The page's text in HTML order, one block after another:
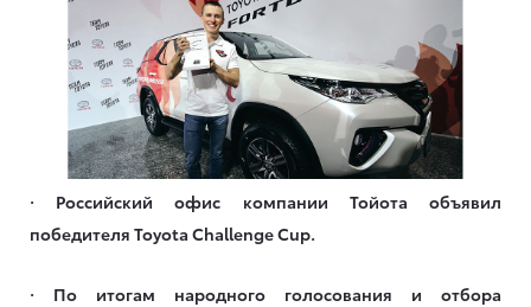
· Российский офис компании Тойота объявил
победителя Toyota Challenge Cup.
· По итогам народного голосования и отбора